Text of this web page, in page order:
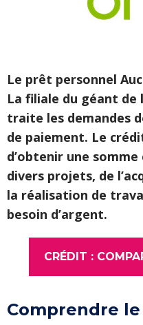
Le prêt personnel
La filiale du géant
traite les demandes
de paiement. Le
d’obtenir une
divers projets, de
la réalisation de
besoin d’argent.
CRÉDIT :
Comprendre